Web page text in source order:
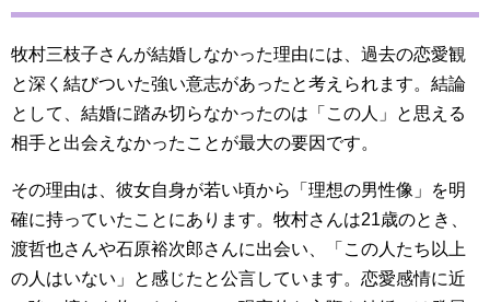
牧村三枝子さんが結婚しなかった理由には、過去の恋愛観
と深く結びついた強い意志があったと考えられます。結論
として、結婚に踏み切らなかったのは「この人」と思える
相手と出会えなかったことが最大の要因です。
その理由は、彼女自身が若い頃から「理想の男性像」を明
確に持っていたことにあります。牧村さんは21歳のとき、
渡哲也さんや石原裕次郎さんに出会い、「この人たち以上
の人はいない」と感じたと公言しています。恋愛感情に近